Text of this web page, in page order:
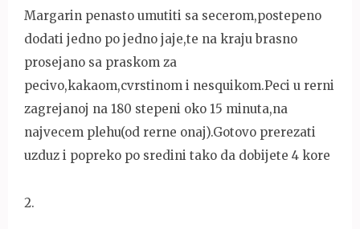
Margarin penasto umutiti sa secerom,postepeno
dodati jedno po jedno jaje,te na kraju brasno
prosejano sa praskom za
pecivo,kakaom,cvrstinom i nesquikom.Peci u rerni
zagrejanoj na 180 stepeni oko 15 minuta,na
najvecem plehu(od rerne onaj).Gotovo prerezati
uzduz i popreko po sredini tako da dobijete 4 kore
2.